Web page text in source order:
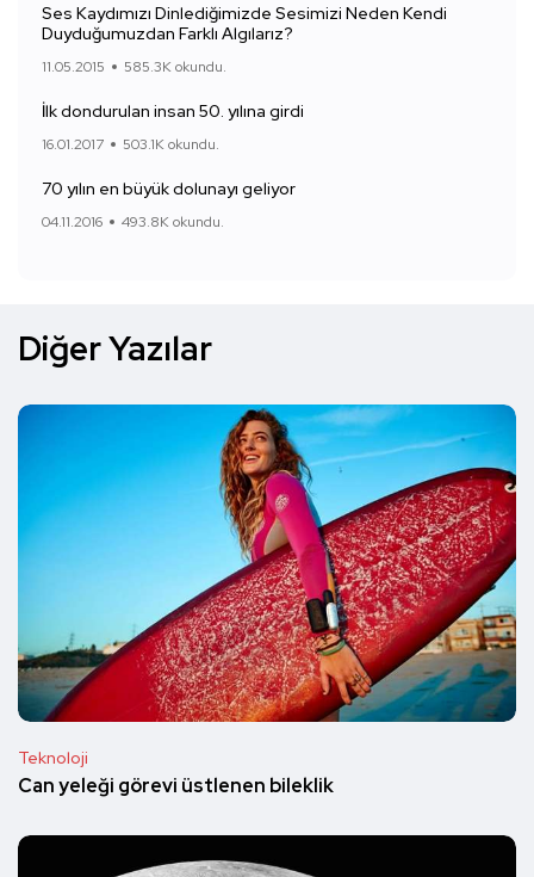
Ses Kaydımızı Dinlediğimizde Sesimizi Neden Kendi
Duyduğumuzdan Farklı Algılarız?
11.05.2015 585.3K okundu.
İlk dondurulan insan 50. yılına girdi
16.01.2017 503.1K okundu.
70 yılın en büyük dolunayı geliyor
04.11.2016 493.8K okundu.
Diğer Yazılar
Teknoloji
Can yeleği görevi üstlenen bileklik